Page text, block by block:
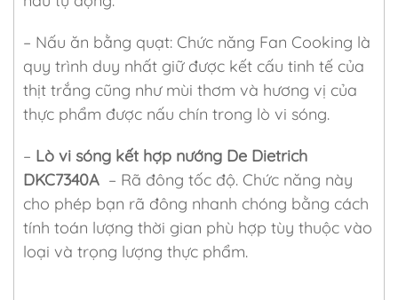
– Nấu ăn bằng quạt: Chức năng Fan Cooking là
quy trình duy nhất giữ được kết cấu tinh tế của
thịt trắng cũng như mùi thơm và hương vị của
thực phẩm được nấu chín trong lò vi sóng.
– Lò vi sóng kết hợp nướng De Dietrich
DKC7340A – Rã đông tốc độ. Chức năng này
cho phép bạn rã đông nhanh chóng bằng cách
tính toán lượng thời gian phù hợp tùy thuộc vào
loại và trọng lượng thực phẩm.